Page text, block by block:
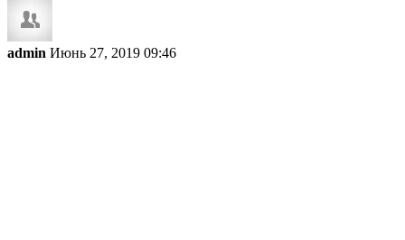
admin Июнь 27, 2019 09:46